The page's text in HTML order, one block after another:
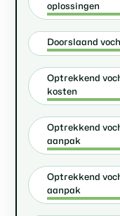
oplossingen
Doorslaand
Optrekkend
kosten
Optrekkend
aanpak
Optrekkend
aanpak